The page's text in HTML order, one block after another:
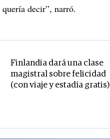
decir”, narró.
Finlandia dará una clase
magistral sobre felicidad
(con viaje y estadía gratis)